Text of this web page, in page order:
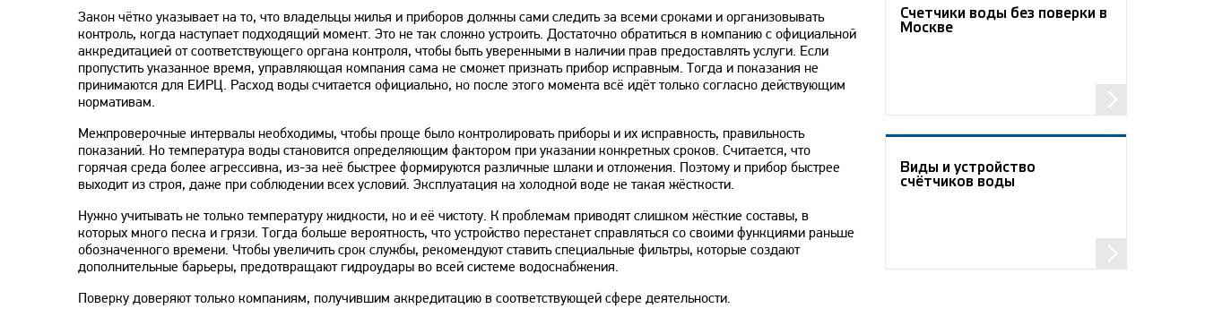
Закон чётко указывает на то, что владельцы жилья и приборов должны сами следить за всеми сроками и организовывать
контроль, когда наступает подходящий момент. Это не так сложно устроить. Достаточно обратиться в компанию с официальной
аккредитацией от соответствующего органа контроля, чтобы быть уверенными в наличии прав предоставлять услуги. Если
пропустить указанное время, управляющая компания сама не сможет признать прибор исправным. Тогда и показания не
принимаются для ЕИРЦ. Расход воды считается официально, но после этого момента всё идёт только согласно действующим
нормативам.
Межпроверочные интервалы необходимы, чтобы проще было контролировать приборы и их исправность, правильность
показаний. Но температура воды становится определяющим фактором при указании конкретных сроков. Считается, что
горячая среда более агрессивна, из-за неё быстрее формируются различные шлаки и отложения. Поэтому и прибор быстрее
выходит из строя, даже при соблюдении всех условий. Эксплуатация на холодной воде не такая жёсткости.
Нужно учитывать не только температуру жидкости, но и её чистоту. К проблемам приводят слишком жёсткие составы, в
которых много песка и грязи. Тогда больше вероятность, что устройство перестанет справляться со своими функциями раньше
обозначенного времени. Чтобы увеличить срок службы, рекомендуют ставить специальные фильтры, которые создают
дополнительные барьеры, предотвращают гидроудары во всей системе водоснабжения.
Поверку доверяют только компаниям, получившим аккредитацию в соответствующей сфере деятельности.
Счетчики воды без поверки в
Москве
Виды и устройство
счётчиков воды